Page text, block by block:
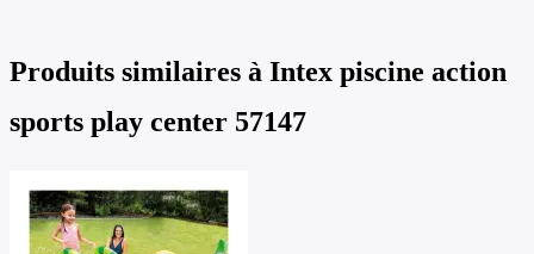
Produits similaires à Intex piscine action
sports play center 57147